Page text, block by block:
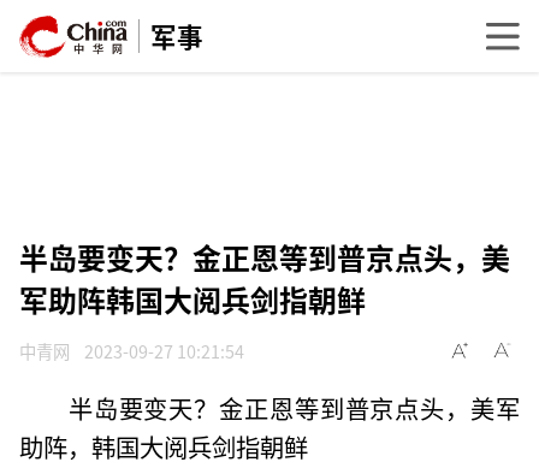
军事
半岛要变天？金正恩等到普京点头，美
军助阵韩国大阅兵剑指朝鲜
中青网 2023-09-27 10:21:54
半岛要变天？金正恩等到普京点头，美军
助阵，韩国大阅兵剑指朝鲜